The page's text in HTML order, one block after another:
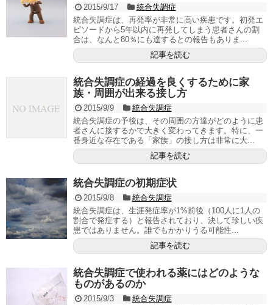
2015/9/17
統合失調症
統合失調症は、再発率が非常に高い疾患です。初発エ
ピソードから5年以内に再発してしまう患者さんの割
合は、なんと80％にも達するとの報告もありま...
記事を読む
統合失調症の経過を良くするために家
族・周囲が出来る接し方
2015/9/9
統合失調症
統合失調症の予後は、その周囲の方達がどのように患
者さんに接するかで大きく変わってきます。特に、一
番身近な存在である「家族」の接し方は非常に大...
記事を読む
統合失調症の初期症状
2015/9/8
統合失調症
統合失調症は、生涯発症率が1%前後（100人に1人の
割合で発症する）と報告されており、決して珍しい疾
患ではありません。誰でもかかりうる可能性...
記事を読む
統合失調症で使われる薬にはどのような
ものがあるのか
2015/9/3
統合失調症